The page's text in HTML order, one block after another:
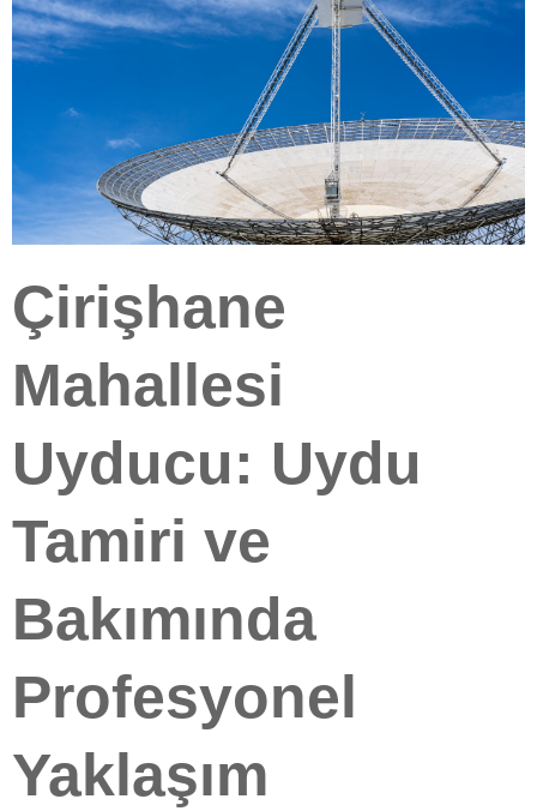
Çirişhane
Mahallesi
Uyducu: Uydu
Tamiri ve
Bakımında
Profesyonel
Yaklaşım